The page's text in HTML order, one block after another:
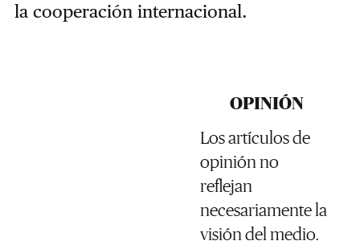
la cooperación internacional.
OPINIÓN
Los artículos de
opinión no
reflejan
necesariamente la
visión del medio.